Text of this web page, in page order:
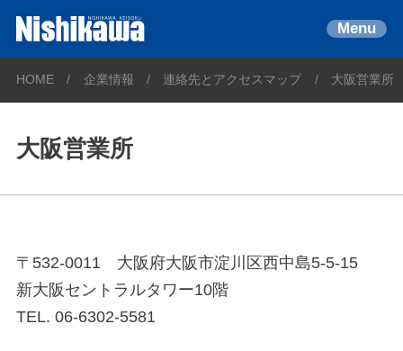
Menu
HOME 企業情報 連絡先とアクセスマップ 大阪営業所
大阪営業所
〒532-0011 大阪府大阪市淀川区西中島5-5-15
新大阪セントラルタワー10階
TEL. 06-6302-5581